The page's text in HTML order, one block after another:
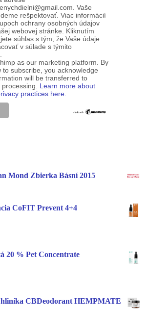
Vaše
rešpektovať. Viac informácií
ochrany osobných údajov
webovej stránke. Kliknutím
súhlas s tým, že Vaše údaje
v súlade s týmito
as our marketing platform. By
to subscribe, you acknowledge
will be transferred to
Learn more about
practices here.
Mond Zbierka Básní 2015
CoFIT Prevent 4+4
20 % Pet Concentrate
CBDeodorant HEMPMATE